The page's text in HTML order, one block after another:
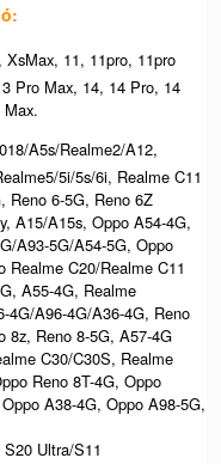
11, 11pro, 11pro
Pro Max, 14, 14 Pro, 14
A5s/Realme2/A12,
5i/5s/6i, Realme C11
Reno 6-5G, Reno 6Z
A15/A15s, Oppo A54-4G,
A93-5G/A54-5G, Oppo
Realme C20/Realme C11
A55-4G, Realme
4G/A96-4G/A36-4G, Reno
8z, Reno 8-5G, A57-4G
C30/C30S, Realme
Reno 8T-4G, Oppo
A38-4G, Oppo A98-5G,
Ultra/S11